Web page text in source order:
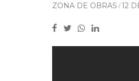
ZONA DE OBRAS 12